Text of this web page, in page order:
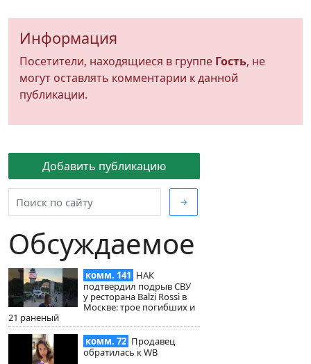
Добавить публикацию
→
Обсуждаемое
комм. 141 НАК
подтвердил подрыв СВУ
у ресторана Balzi Rossi в
Москве: трое погибших и
21 раненый
комм. 72 Продавец
обратилась к WB
Информация
Посетители, находящиеся в группе Гость, не
могут оставлять комментарии к данной
публикации.